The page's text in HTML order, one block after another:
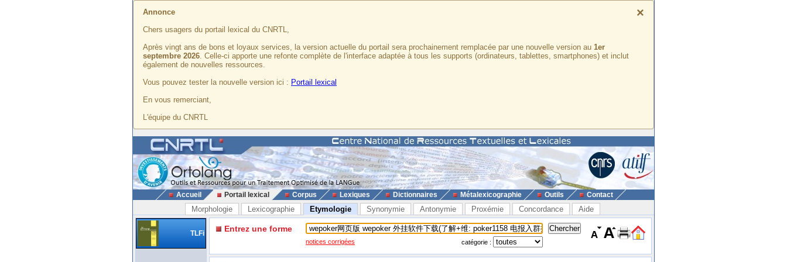
×
Annonce
Chers usagers du portail lexical du CNRTL,
Après vingt ans de bons et loyaux services, la version actuelle du portail sera prochainement remplacée par une nouvelle version au 1er
septembre 2026. Celle-ci apporte une refonte complète de l'interface adaptée à tous les supports (ordinateurs, tablettes, smartphones) et inclut
également de nouvelles ressources.
Vous pouvez tester la nouvelle version ici : Portail lexical
En vous remerciant,
L'équipe du CNRTL
Accueil Portail lexical Corpus Lexiques Dictionnaires Métalexicographie Outils Contact
Morphologie Lexicographie Etymologie Synonymie Antonymie Proxémie Concordance Aide
TLFi Entrez une forme
notices corrigées catégorie :